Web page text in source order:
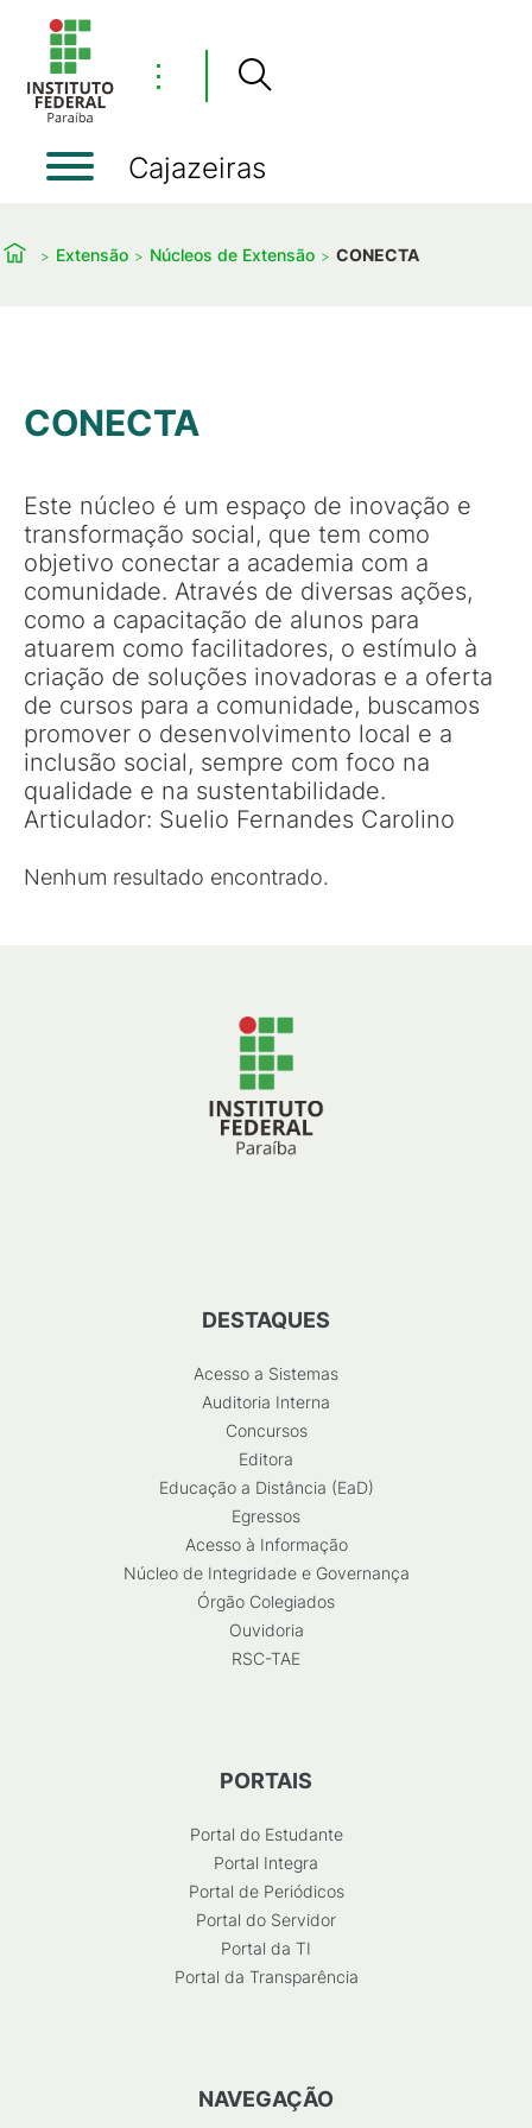
⋮
Cajazeiras
Extensão Núcleos de Extensão CONECTA
CONECTA
Este núcleo é um espaço de inovação e
transformação social, que tem como
objetivo conectar a academia com a
comunidade. Através de diversas ações,
como a capacitação de alunos para
atuarem como facilitadores, o estímulo à
criação de soluções inovadoras e a oferta
de cursos para a comunidade, buscamos
promover o desenvolvimento local e a
inclusão social, sempre com foco na
qualidade e na sustentabilidade.
Articulador: Suelio Fernandes Carolino
Nenhum resultado encontrado.
DESTAQUES
Acesso a Sistemas
Auditoria Interna
Concursos
Editora
Educação a Distância (EaD)
Egressos
Acesso à Informação
Núcleo de Integridade e Governança
Órgão Colegiados
Ouvidoria
RSC-TAE
PORTAIS
Portal do Estudante
Portal Integra
Portal de Periódicos
Portal do Servidor
Portal da TI
Portal da Transparência
NAVEGAÇÃO